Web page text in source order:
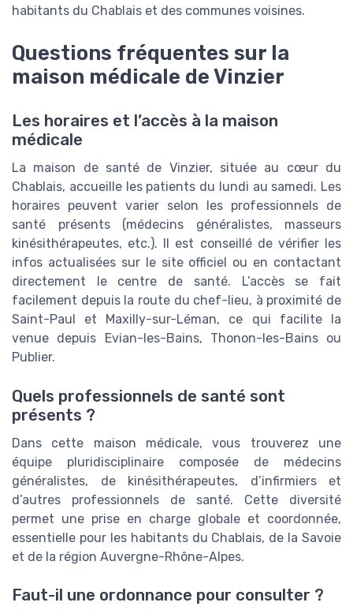
habitants du Chablais et des communes voisines.
Questions fréquentes sur la
maison médicale de Vinzier
Les horaires et l’accès à la maison
médicale
La maison de santé de Vinzier, située au cœur du
Chablais, accueille les patients du lundi au samedi. Les
horaires peuvent varier selon les professionnels de
santé présents (médecins généralistes, masseurs
kinésithérapeutes, etc.). Il est conseillé de vérifier les
infos actualisées sur le site officiel ou en contactant
directement le centre de santé. L’accès se fait
facilement depuis la route du chef-lieu, à proximité de
Saint-Paul et Maxilly-sur-Léman, ce qui facilite la
venue depuis Evian-les-Bains, Thonon-les-Bains ou
Publier.
Quels professionnels de santé sont
présents ?
Dans cette maison médicale, vous trouverez une
équipe pluridisciplinaire composée de médecins
généralistes, de kinésithérapeutes, d’infirmiers et
d’autres professionnels de santé. Cette diversité
permet une prise en charge globale et coordonnée,
essentielle pour les habitants du Chablais, de la Savoie
et de la région Auvergne-Rhône-Alpes.
Faut-il une ordonnance pour consulter ?